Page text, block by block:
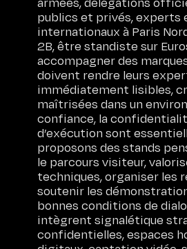
publics et privés, experts
internationaux à Paris
2B, être standiste sur
accompagner des
doivent rendre leurs
immédiatement lisibles,
maîtrisées dans un
confiance, la
d’exécution sont
proposons des stands
le parcours visiteur,
techniques, organiser les
soutenir les
bonnes conditions de
intègrent signalétique
confidentielles, espaces